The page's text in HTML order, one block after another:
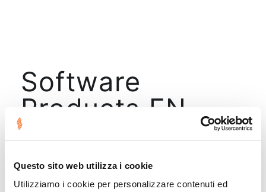
Questo sito web utilizza i cookie
Utilizziamo i cookie per personalizzare contenuti ed
Software
Products EN
Menu